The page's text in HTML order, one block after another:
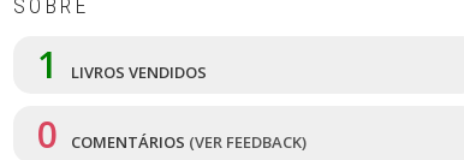
SOBRE
1 LIVROS VENDIDOS
0 COMENTÁRIOS (VER FEEDBACK)